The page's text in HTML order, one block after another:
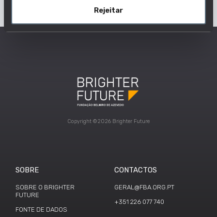
Rejeitar
Copyright ©2026 Brighter Future
SOBRE
SOBRE O BRIGHTER
FUTURE
FONTE DE DADOS
CONTACTOS
GERAL@FBA.ORG.PT
+351 226 077 740